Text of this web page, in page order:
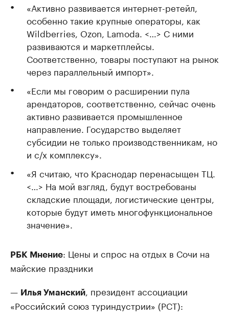
«Активно развивается интернет-ретейл,
особенно такие крупные операторы, как
Wildberries, Ozon, Lamoda. <…> С ними
развиваются и маркетплейсы.
Соответственно, товары поступают на рынок
через параллельный импорт».
«Если мы говорим о расширении пула
арендаторов, соответственно, сейчас очень
активно развивается промышленное
направление. Государство выделяет
субсидии не только производственникам, но
и с/х комплексу».
«Я считаю, что Краснодар перенасыщен ТЦ.
<…> На мой взгляд, будут востребованы
складские площади, логистические центры,
которые будут иметь многофункциональное
значение».
РБК Мнение: Цены и спрос на отдых в Сочи на
майские праздники
— Илья Уманский
, президент ассоциации
«Российский союз туриндустрии» (РСТ):